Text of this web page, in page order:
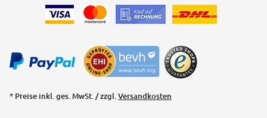
* Preise inkl. ges. MwSt. / zzgl. Versandkosten